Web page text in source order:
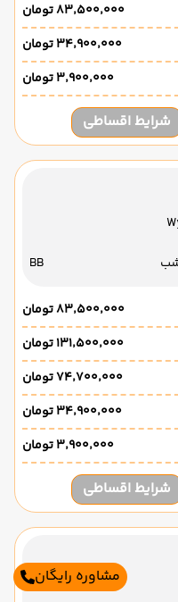
۸۳٬۵۰۰٬۰۰۰ تومان
۳۴٬۹۰۰٬۰۰۰ تومان
۳٬۹۰۰٬۰۰۰ تومان
شرایط اقساطی
BB
۸۳٬۵۰۰٬۰۰۰ تومان
۱۳۱٬۵۰۰٬۰۰۰ تومان
۷۴٬۷۰۰٬۰۰۰ تومان
۳۴٬۹۰۰٬۰۰۰ تومان
۳٬۹۰۰٬۰۰۰ تومان
شرایط اقساطی
مشاوره رایگان